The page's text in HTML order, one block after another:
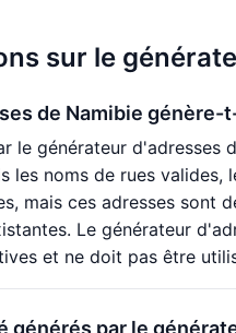
sur le
de Namibie
le générateur
les noms de rues
mais ces adresses sont
Le générateur
et ne doit pas être
générés par le